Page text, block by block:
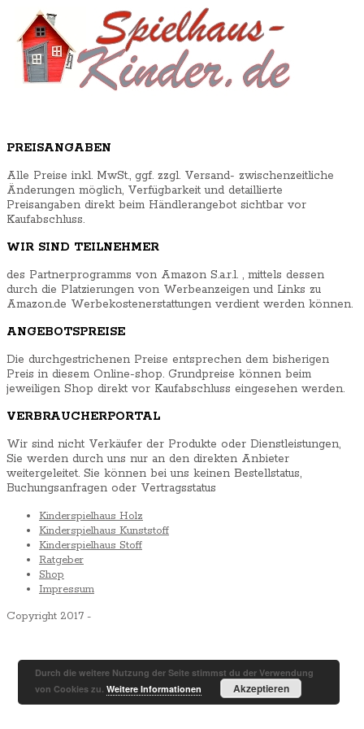
Search for
Ratgeber
Shop
Impressum
PREISANGABEN
Alle Preise inkl. MwSt., ggf. zzgl. Versand- zwischenzeitliche
Änderungen möglich, Verfügbarkeit und detaillierte
Preisangaben direkt beim Händlerangebot sichtbar vor
Kaufabschluss.
WIR SIND TEILNEHMER
des Partnerprogramms von Amazon S.a.r.l. , mittels dessen
durch die Platzierungen von Werbeanzeigen und Links zu
Amazon.de Werbekostenerstattungen verdient werden können.
ANGEBOTSPREISE
Die durchgestrichenen Preise entsprechen dem bisherigen
Preis in diesem Online-shop. Grundpreise können beim
jeweiligen Shop direkt vor Kaufabschluss eingesehen werden.
VERBRAUCHERPORTAL
Wir sind nicht Verkäufer der Produkte oder Dienstleistungen,
Sie werden durch uns nur an den direkten Anbieter
weitergeleitet. Sie können bei uns keinen Bestellstatus,
Buchungsanfragen oder Vertragsstatus
Kinderspielhaus Holz
Kinderspielhaus Kunststoff
Kinderspielhaus Stoff
Ratgeber
Shop
Impressum
Copyright 2017 -
Durch die weitere Nutzung der Seite stimmst du der Verwendung
von Cookies zu.Weitere Informationen Akzeptieren